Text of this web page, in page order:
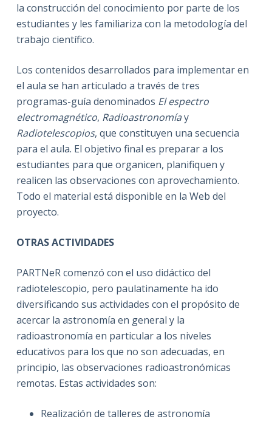
la construcción del conocimiento por parte de los
estudiantes y les familiariza con la metodología del
trabajo científico.
Los contenidos desarrollados para implementar en
el aula se han articulado a través de tres
programas-guía denominados El espectro
electromagnético, Radioastronomíay
Radiotelescopios, que constituyen una secuencia
para el aula. El objetivo final es preparar a los
estudiantes para que organicen, planifiquen y
realicen las observaciones con aprovechamiento.
Todo el material está disponible en la Web del
proyecto.
OTRAS ACTIVIDADES
PARTNeR comenzó con el uso didáctico del
radiotelescopio, pero paulatinamente ha ido
diversificando sus actividades con el propósito de
acercar la astronomía en general y la
radioastronomía en particular a los niveles
educativos para los que no son adecuadas, en
principio, las observaciones radioastronómicas
remotas. Estas actividades son:
Realización de talleres de astronomía